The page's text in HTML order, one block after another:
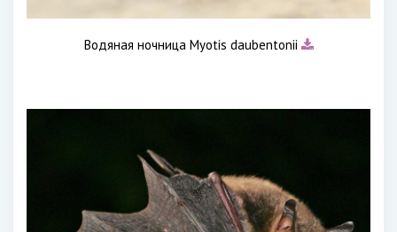
Водяная ночница Myotis daubentonii